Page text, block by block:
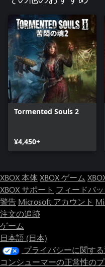
Tormented Souls 2
¥4,450+
XBOX 本体XBOX ゲーム
XBOX サポート フィードバッ
警告 Microsoft アカウント
注文の追跡
ゲーム
日本語 (日本)
プライバシーに関す
コンシューマーの正常性の